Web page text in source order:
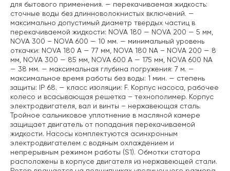
для бытового применения. — перекачиваемая жидкость:
сточные воды без длинноволокнистых включений. —
максимально допустимый диаметр твердых частиц в
перекачиваемой жидкости: NOVA 180 — NOVA 200 — 5 мм,
NOVA 300 – NOVA 600 — 10 мм. — минимальный уровень
откачки: NOVA 180 A — 77 мм, NOVA 180 NA – NOVA 200 — 8
мм, NOVA 300 — 85 мм, NOVA 600 A — 175 мм, NOVA 600 NA
— 38 мм. — максимальная глубина погружения: 7 м. —
максимальное время работы без воды: 1 мин. — степень
защиты: IP 68. — класс изоляции: F. Корпус насоса, рабочее
колесо и всасывающая решетка – технополимер. Корпус
электродвигателя, вал и винты – нержавеющая сталь.
Тройное сальниковое уплотнение в масляной камере
защищает двигатель от попадания перекачиваемой
жидкости. Насосы комплектуются асинхронным
электродвигателем с водяным охлаждением и
непрерывным режимом работы (S1). Обмотки статора
расположены в корпусе двигателя из нержавеющей стали.